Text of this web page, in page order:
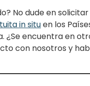
No dude en
in situen los
¿Se encuentra en
con nosotros y